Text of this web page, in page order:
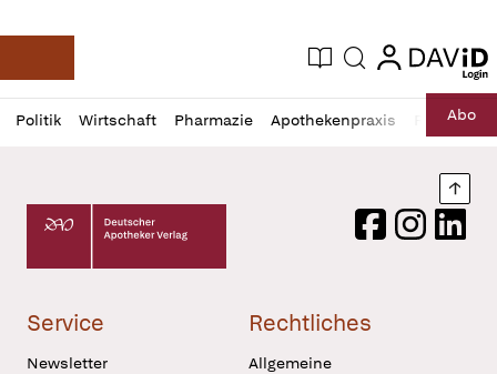
Deutsche Apotheker Zeitung
Aktuelle Ausgabe
Suche login
login
Politik Wirtschaft Pharmazie Apothekenpraxis RechtAbo
Profil
öffnen
Daz
Pur
Deutscher Apotheker Verlag Logo
FacebookInstagram
Service
Newsletter
Rechtliches
Allgemeine